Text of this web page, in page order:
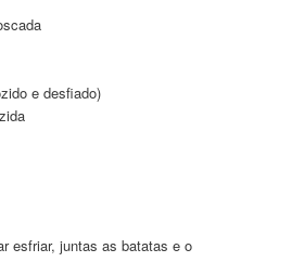
e desfiado)
esfriar, juntas as batatas e o